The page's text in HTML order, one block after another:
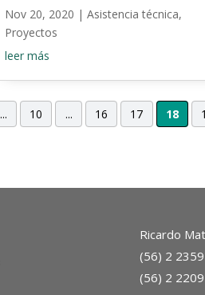
Nov 20, 2020 | Asistencia técnica,
Proyectos
leer más
... 10 ... 16 17 18
Ricardo
(56) 2
(56) 2